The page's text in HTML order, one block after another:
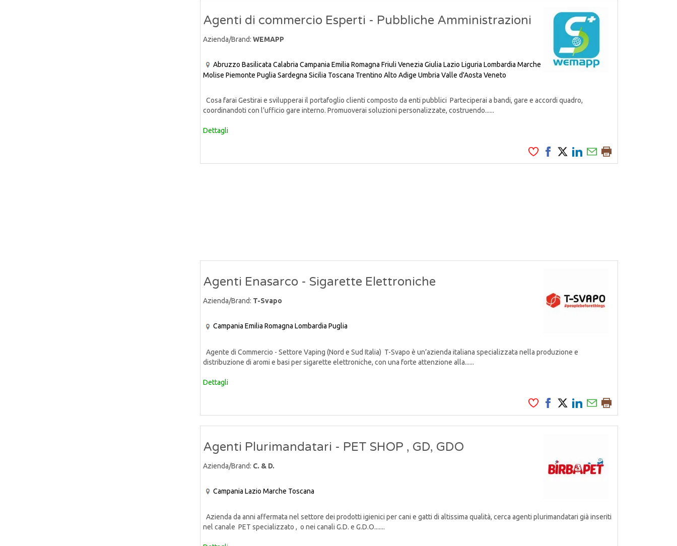
Agenti di commercio Esperti - Pubbliche Amministrazioni
Azienda/Brand: WEMAPP
Abruzzo Basilicata Calabria Campania Emilia Romagna Friuli Venezia Giulia Lazio Liguria Lombardia Marche
Molise Piemonte Puglia Sardegna Sicilia Toscana Trentino Alto Adige Umbria Valle d'Aosta Veneto
Cosa farai Gestirai e svilupperai il portafoglio clienti composto da enti pubblici Parteciperai a bandi, gare e accordi quadro,
coordinandoti con l’ufficio gare interno. Promuoverai soluzioni personalizzate, costruendo......
Dettagli
Agenti Enasarco - Sigarette Elettroniche
Azienda/Brand: T-Svapo
Campania Emilia Romagna Lombardia Puglia
Agente di Commercio - Settore Vaping (Nord e Sud Italia) T-Svapo è un’azienda italiana specializzata nella produzione e
distribuzione di aromi e basi per sigarette elettroniche, con una forte attenzione alla......
Dettagli
Agenti Plurimandatari - PET SHOP , GD, GDO
Azienda/Brand: C. & D.
Campania Lazio Marche Toscana
Azienda da anni affermata nel settore dei prodotti igienici per cani e gatti di altissima qualità, cerca agenti plurimandatari già inseriti
nel canale PET specializzato , o nei canali G.D. e G.D.O.......